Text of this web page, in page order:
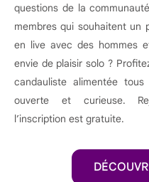
questions de la
membres qui souhaitent un
en live avec des hommes
envie de plaisir solo ?
candauliste alimentée
ouverte et curieuse.
l’inscription est gratuite.